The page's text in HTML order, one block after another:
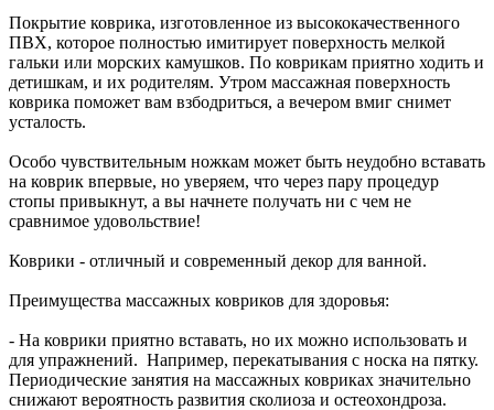
Покрытие коврика, изготовленное из высококачественного
ПВХ, которое полностью имитирует поверхность мелкой
гальки или морских камушков. По коврикам приятно ходить и
детишкам, и их родителям. Утром массажная поверхность
коврика поможет вам взбодриться, а вечером вмиг снимет
усталость.
Особо чувствительным ножкам может быть неудобно вставать
на коврик впервые, но уверяем, что через пару процедур
стопы привыкнут, а вы начнете получать ни с чем не
сравнимое удовольствие!
Коврики - отличный и современный декор для ванной.
Преимущества массажных ковриков для здоровья:
- На коврики приятно вставать, но их можно использовать и
для упражнений. Например, перекатывания с носка на пятку.
Периодические занятия на массажных ковриках значительно
снижают вероятность развития сколиоза и остеохондроза.